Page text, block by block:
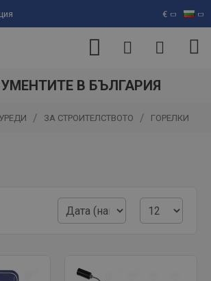
€
В БЪЛГАРИЯ
ЗА СТРОИТЕЛСТВОТО ГОРЕЛКИ